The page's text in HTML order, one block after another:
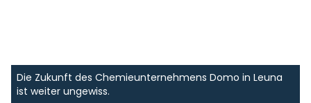
Die Zukunft des Chemieunternehmens Domo in Leuna
ist weiter ungewiss.